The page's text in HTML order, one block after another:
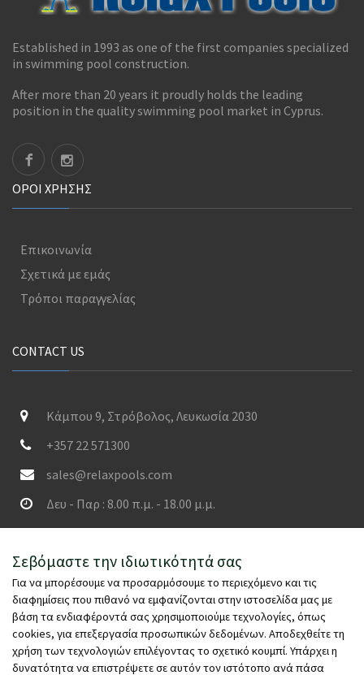
Established in 1993 as one of the first companies specialized
in swimming pool construction.
After more than 20 years it proudly holds the leading
position in the quality swimming pool market in Cyprus.
ΟΡΟΊ ΧΡΉΣΗΣ
Επικοινωνία
Σχετικά με εμάς
Τρόποι παραγγελίας
CONTACT US
Κάμπου 9, Στρόβολος, Λευκωσία 2030
+357 22 571300
sales@relaxpools.com
Δευ - Παρ : 8.00 π.μ. - 18.00 μ.μ.
SECURED PAYMENTS
Σεβόμαστε την ιδιωτικότητά σας
Για να μπορέσουμε να προσαρμόσουμε το περιεχόμενο και τις
διαφημίσεις που πιθανό να εμφανίζονται στην ιστοσελίδα μας με
βάση τα ενδιαφέροντά σας χρησιμοποιούμε τεχνολογίες, όπως
cookies, για επεξεργασία προσωπικών δεδομένων. Αποδεχθείτε τη
χρήση των τεχνολογιών επιλέγοντας το σχετικό κουμπί. Υπάρχει η
δυνατότητα να επιστρέψετε σε αυτόν τον ιστότοπο ανά πάσα